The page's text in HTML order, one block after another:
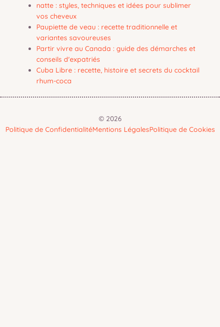
natte : styles, techniques et idées pour sublimer
vos cheveux
Paupiette de veau : recette traditionnelle et
variantes savoureuses
Partir vivre au Canada : guide des démarches et
conseils d'expatriés
Cuba Libre : recette, histoire et secrets du cocktail
rhum-coca
© 2026
Politique de ConfidentialitéMentions LégalesPolitique de Cookies